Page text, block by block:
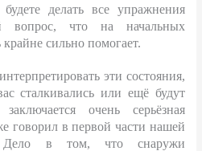
делать все упражнения
вопрос, что на начальных
сильно помогает.
эти состояния,
сталкивались или ещё будут
очень серьёзная
говорил в первой части нашей
Дело в том, что снаружи